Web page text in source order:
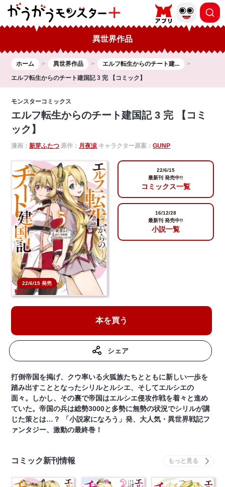
異世界作品
ホーム 異世界作品
エルフ転生からのチート建...
エルフ転生からのチート建国記 3 完 【コミック】
モンスターコミックス
エルフ転生からのチート建国記 3 完 【コミ
ック】
漫画：新芽ふたつ 原作： 月夜涙 キャラクター原案：GUNP
22/6/15 発売
22/6/15
最新刊 発売中!!
コミックス一覧
16/12/28
最新刊 発売中!!
小説一覧
本を買う
シェア
打倒帝国を掲げ、クウ率いる火狐族たちとともに新しい一歩を
踏み出すこととなったシリルとルシエ、そしてエルシエの
面々。しかし、その裏で帝国はエルシエ侵攻作戦を着々と進め
ていた。帝国の兵は総勢3000と多勢に無勢の状況でシリルが講
じた策とは…？ 「小説家になろう」発、大人気・異世界戦記フ
ァンタジー、激動の最終巻！
コミック新刊情報